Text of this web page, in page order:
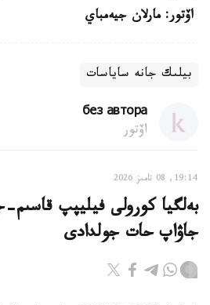
اۆتور: مارلان جيەمباي
بيلىك جانە ساياسات
без автора
اۆتور
19:14, 08 تامىز 2026
بەلگيا كورولى فيليپپ قاسىم-
جاۋاپ حات جولدادى